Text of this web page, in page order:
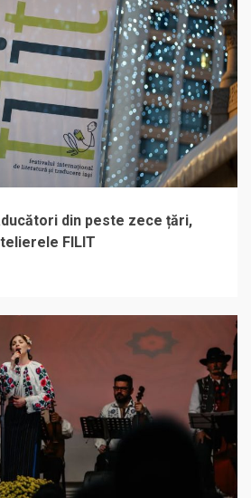
din peste zece țări,
FILIT